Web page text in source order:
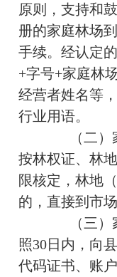
原则，支持和
册的家庭林场
手续。经认定
+字号+家庭林
经营者姓名等
行业用语。
（二
按林权证、林
限核定，林地
的，直接到市
（三
照30日内，向
代码证书、账